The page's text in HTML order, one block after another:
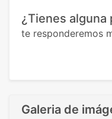
¿Tienes alguna
te responderemos
Galeria de